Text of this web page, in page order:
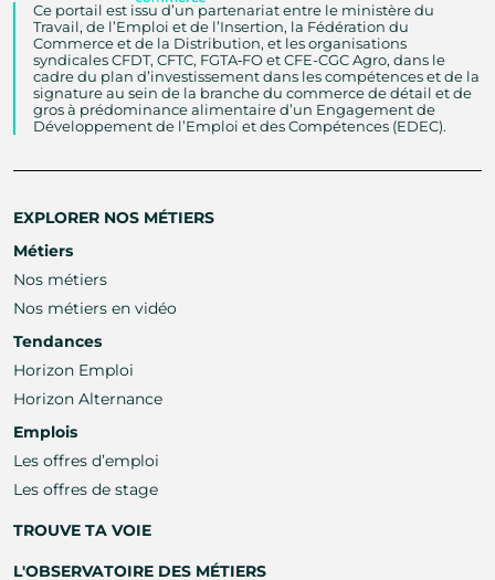
Ce portail est issu d’un partenariat entre le ministère du
Travail, de l’Emploi et de l’Insertion, la Fédération du
Commerce et de la Distribution, et les organisations
syndicales CFDT, CFTC, FGTA‑FO et CFE-CGC Agro, dans le
cadre du plan d’investissement dans les compétences et de la
signature au sein de la branche du commerce de détail et de
gros à prédominance alimentaire d’un Engagement de
Développement de l’Emploi et des Compétences (EDEC).
EXPLORER NOS MÉTIERS
Métiers
Nos métiers
Nos métiers en vidéo
Tendances
Horizon Emploi
Horizon Alternance
Emplois
Les offres d’emploi
Les offres de stage
TROUVE TA VOIE
L'OBSERVATOIRE DES MÉTIERS